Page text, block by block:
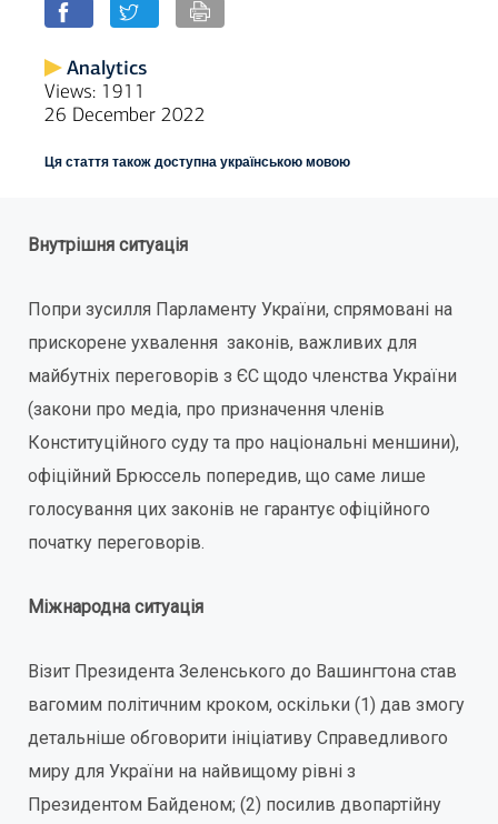
Analytics
Views: 1911
26 December 2022
Ця стаття також доступна українською мовою
Внутрішня ситуація
Попри зусилля Парламенту України, спрямовані на
прискорене ухвалення законів, важливих для
майбутніх переговорів з ЄС щодо членства України
(закони про медіа, про призначення членів
Конституційного суду та про національні меншини),
офіційний Брюссель попередив, що саме лише
голосування цих законів не гарантує офіційного
початку переговорів.
Міжнародна ситуація
Візит Президента Зеленського до Вашингтона став
вагомим політичним кроком, оскільки (1) дав змогу
детальніше обговорити ініціативу Справедливого
миру для України на найвищому рівні з
Президентом Байденом; (2) посилив двопартійну